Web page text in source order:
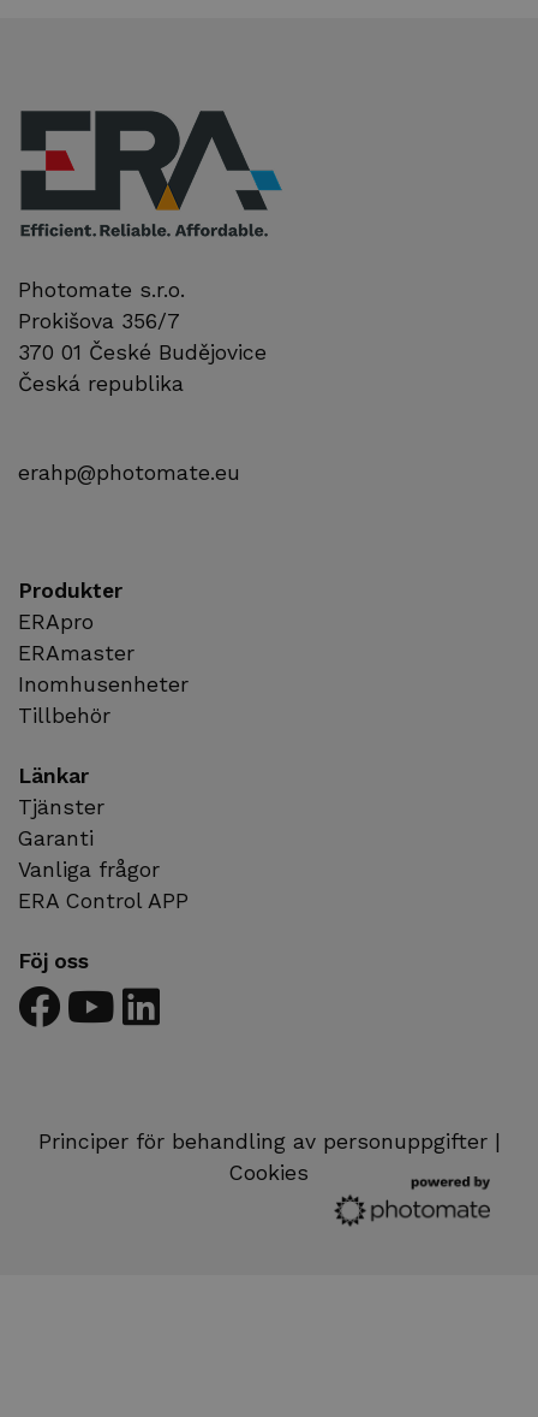
Photomate s.r.o.
Prokišova 356/7
370 01 České Budějovice
Česká republika
erahp@photomate.eu
Produkter
ERApro
ERAmaster
Inomhusenheter
Tillbehör
Länkar
Tjänster
Garanti
Vanliga frågor
ERA Control APP
Föj oss
Principer för behandling av personuppgifter|
Cookies